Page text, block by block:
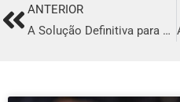
PrevANTERIOR
A Solução Definitiva para o Delivery de em Santa Isabel